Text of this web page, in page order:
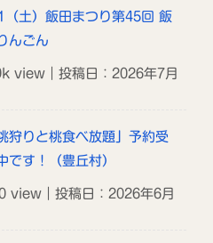
土）飯田まつり第45回 飯
んごん
view｜投稿日：2026年7月
狩りと桃食べ放題」予約受
です！（豊丘村）
view｜投稿日：2026年6月